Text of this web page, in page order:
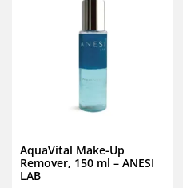
AquaVital Make-Up
Remover, 150 ml – ANESI
LAB